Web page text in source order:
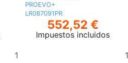
PROEVO+
LR087091PR
552,52 €
Impuestos incluidos